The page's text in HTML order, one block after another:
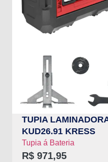
TUPIA
KUD26.91 KRESS
Tupia á Bateria
R$ 971,95